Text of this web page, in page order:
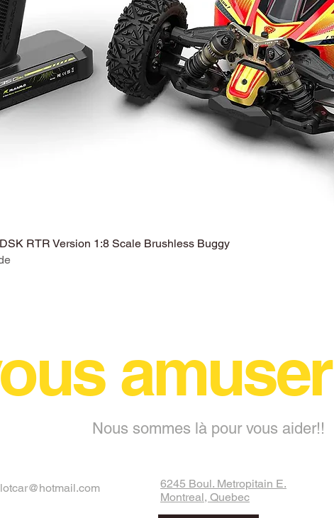
Aperçu rapide
RTR Version 1:8 Scale Brushless Buggy
amuser
Nous sommes là pour vous aider!!
6245 Boul. Metropitain E.
Montreal, Quebec